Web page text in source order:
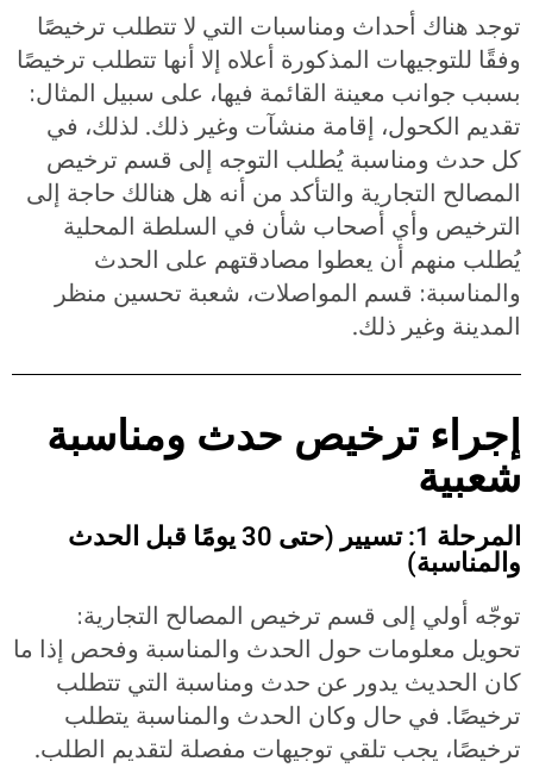
توجد هناك أحداث ومناسبات التي لا تتطلب ترخيصًا
وفقًا للتوجيهات المذكورة أعلاه إلا أنها تتطلب ترخيصًا
بسبب جوانب معينة القائمة فيها، على سبيل المثال:
تقديم الكحول، إقامة منشآت وغير ذلك. لذلك، في
كل حدث ومناسبة يُطلب التوجه إلى قسم ترخيص
المصالح التجارية والتأكد من أنه هل هنالك حاجة إلى
الترخيص وأي أصحاب شأن في السلطة المحلية
يُطلب منهم أن يعطوا مصادقتهم على الحدث
والمناسبة: قسم المواصلات، شعبة تحسين منظر
المدينة وغير ذلك.
إجراء ترخيص حدث ومناسبة
شعبية
المرحلة 1: تسيير (حتى 30 يومًا قبل الحدث
والمناسبة)
توجّه أولي إلى قسم ترخيص المصالح التجارية:
تحويل معلومات حول الحدث والمناسبة وفحص إذا ما
كان الحديث يدور عن حدث ومناسبة التي تتطلب
ترخيصًا. في حال وكان الحدث والمناسبة يتطلب
ترخيصًا، يجب تلقي توجيهات مفصلة لتقديم الطلب.